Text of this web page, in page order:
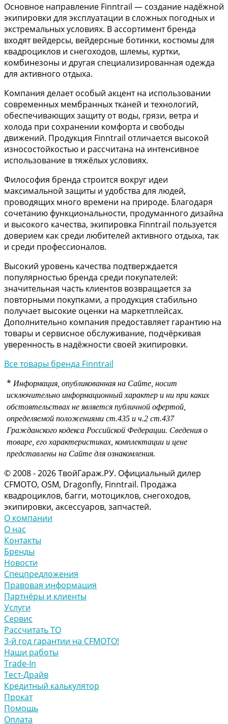
Основное направление Finntrail — создание надёжной
экипировки для эксплуатации в сложных погодных и
экстремальных условиях. В ассортимент бренда
входят вейдерсы, вейдерсные ботинки, костюмы для
квадроциклов и снегоходов, шлемы, куртки,
комбинезоны и другая специализированная одежда
для активного отдыха.
Компания делает особый акцент на использовании
современных мембранных тканей и технологий,
обеспечивающих защиту от воды, грязи, ветра и
холода при сохранении комфорта и свободы
движений. Продукция Finntrail отличается высокой
износостойкостью и рассчитана на интенсивное
использование в тяжёлых условиях.
Философия бренда строится вокруг идеи
максимальной защиты и удобства для людей,
проводящих много времени на природе. Благодаря
сочетанию функциональности, продуманного дизайна
и высокого качества, экипировка Finntrail пользуется
доверием как среди любителей активного отдыха, так
и среди профессионалов.
Высокий уровень качества подтверждается
популярностью бренда среди покупателей:
значительная часть клиентов возвращается за
повторными покупками, а продукция стабильно
получает высокие оценки на маркетплейсах.
Дополнительно компания предоставляет гарантию на
товары и сервисное обслуживание, подчёркивая
уверенность в надёжности своей экипировки.
Все товары бренда Finntrail
* Информация, опубликованная на Сайте, носит
исключительно информационный характер и ни при каких
обстоятельствах не является публичной офертой,
определяемой положениями ст.435 и ч.2 ст.437
Гражданского кодекса Российской Федерации. Сведения о
товаре, его характеристиках, комплектации и цене
представлены на Сайте для ознакомления.
© 2008 - 2026 ТвойГараж.РУ. Официальный дилер
CFMOTO, OSM, Dragonfly, Finntrail. Продажа
квадроциклов, багги, мотоциклов, снегоходов,
экипировки, аксессуаров, запчастей.
О компании
О нас
Контакты
Бренды
Новости
Спецпредложения
Правовая информация
Партнёры и клиенты
Услуги
Сервис
Рассчитать ТО
3-й год гарантии на CFMOTO!
Наши работы
Trade-In
Тест-Драйв
Кредитный калькулятор
Прокат
Помощь
Оплата